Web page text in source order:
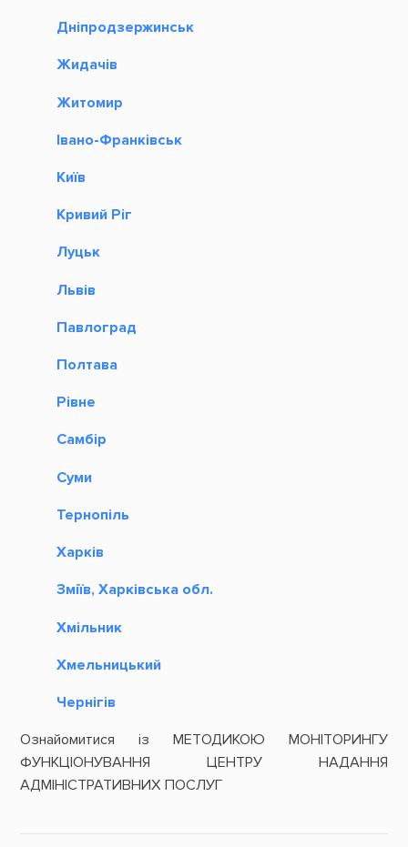
Дніпродзержинськ
Жидачів
Житомир
Івано-Франківськ
Київ
Кривий Ріг
Луцьк
Львів
Павлоград
Полтава
Рівне
Самбір
Суми
Тернопіль
Харків
Зміїв, Харківська обл.
Хмільник
Хмельницький
Чернігів
Ознайомитися ізМЕТОДИКОЮ МОНІТОРИНГУ
ФУНКЦІОНУВАННЯ ЦЕНТРУ НАДАННЯ
АДМІНІСТРАТИВНИХ ПОСЛУГ